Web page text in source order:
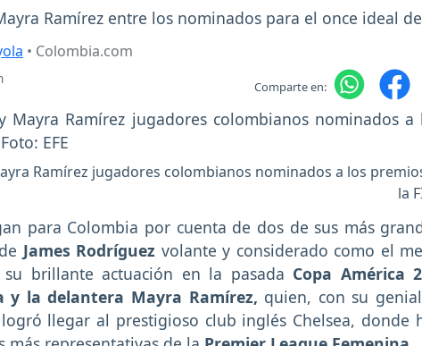
Ramírez entre los nominados para el once ideal
• Colombia.com
Comparte en:
Ramírez jugadores colombianos nominados a los
la
para Colombia por cuenta de dos de sus más
James Rodríguez volante y considerado como el
brillante actuación en la pasada Copa América
y la delantera Mayra Ramírez, quien, con su
llegar al prestigioso club inglés Chelsea, donde